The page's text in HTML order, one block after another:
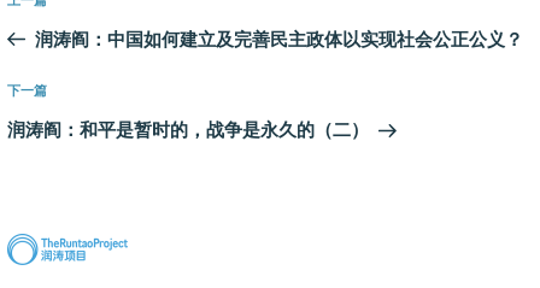
导
航
一
文
章
润涛阎：中国如何建立及完善民主政体以实现社会公正公义？
下
一
下一篇
润涛阎：和平是暂时的，战争是永久的（二）